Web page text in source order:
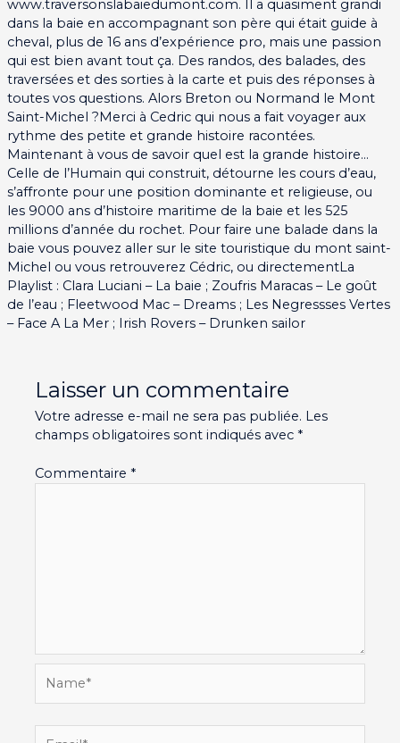
www.traversonslabaiedumont.com. Il a quasiment grandi
dans la baie en accompagnant son père qui était guide à
cheval, plus de 16 ans d’expérience pro, mais une passion
qui est bien avant tout ça. Des randos, des balades, des
traversées et des sorties à la carte et puis des réponses à
toutes vos questions. Alors Breton ou Normand le Mont
Saint-Michel ?Merci à Cedric qui nous a fait voyager aux
rythme des petite et grande histoire racontées.
Maintenant à vous de savoir quel est la grande histoire…
Celle de l’Humain qui construit, détourne les cours d’eau,
s’affronte pour une position dominante et religieuse, ou
les 9000 ans d’histoire maritime de la baie et les 525
millions d’année du rochet. Pour faire une balade dans la
baie vous pouvez aller sur le site touristique du mont saint-
Michel ou vous retrouverez Cédric, ou directementLa
Playlist : Clara Luciani – La baie ; Zoufris Maracas – Le goût
de l’eau ; Fleetwood Mac – Dreams ; Les Negressses Vertes
– Face A La Mer ; Irish Rovers – Drunken sailor
Laisser un commentaire
Votre adresse e-mail ne sera pas publiée. Les
champs obligatoires sont indiqués avec *
Commentaire *